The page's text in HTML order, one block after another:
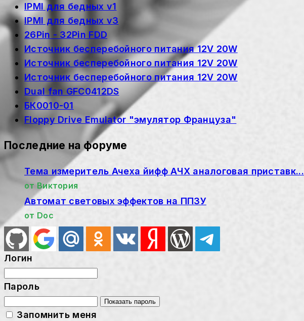
IPMI для бедных v1
IPMI для бедных v3
26Pin - 32Pin FDD
Источник бесперебойного питания 12V 20W
Источник бесперебойного питания 12V 20W
Источник бесперебойного питания 12V 20W
Dual fan GFC0412DS
БК0010-01
Floppy Drive Emulator "эмулятор Француза"
Последние на форуме
Тема измеритель Ачеха йифф АЧХ аналоговая приставк...
от Виктория
Автомат световых эффектов на ППЗУ
от Doc
Логин
Пароль
Показать пароль
Запомнить меня